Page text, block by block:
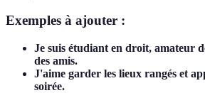
Exemples à ajouter :
Je suis étudiant en droit, amateur
des amis.
J'aime garder les lieux rangés et
soirée.